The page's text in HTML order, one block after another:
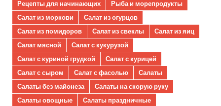
Рецепты для начинающих
Рыба и морепродукты
Салат из моркови
Салат из огурцов
Салат из помидоров
Салат из свеклы
Салат из яиц
Салат мясной
Салат с кукурузой
Салат с куриной грудкой
Салат с курицей
Салат с сыром
Салат с фасолью
Салаты
Салаты без майонеза
Салаты на скорую руку
Салаты овощные
Салаты праздничные